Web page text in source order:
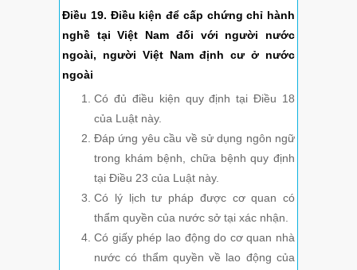
Điều 19. Điều kiện để cấp chứng chỉ hành
nghề tại Việt Nam đối với người nước
ngoài, người Việt Nam định cư ở nước
ngoài
Có đủ điều kiện quy định tại Điều 18
của Luật này.
Đáp ứng yêu cầu về sử dụng ngôn ngữ
trong khám bệnh, chữa bệnh quy định
tại Điều 23 của Luật này.
Có lý lịch tư pháp được cơ quan có
thẩm quyền của nước sở tại xác nhận.
Có giấy phép lao động do cơ quan nhà
nước có thẩm quyền về lao động của